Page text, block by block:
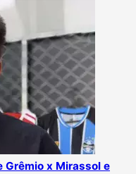
Grêmio x Mirassol e